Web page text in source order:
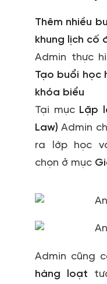
Thêm nhiều
khung lịch cố
Admin thực
Tạo buổi học
khóa biểu
Tại mục Lặp
Law) Admin
ra lớp học
chọn ở mục
Admin cũng
hàng loạt